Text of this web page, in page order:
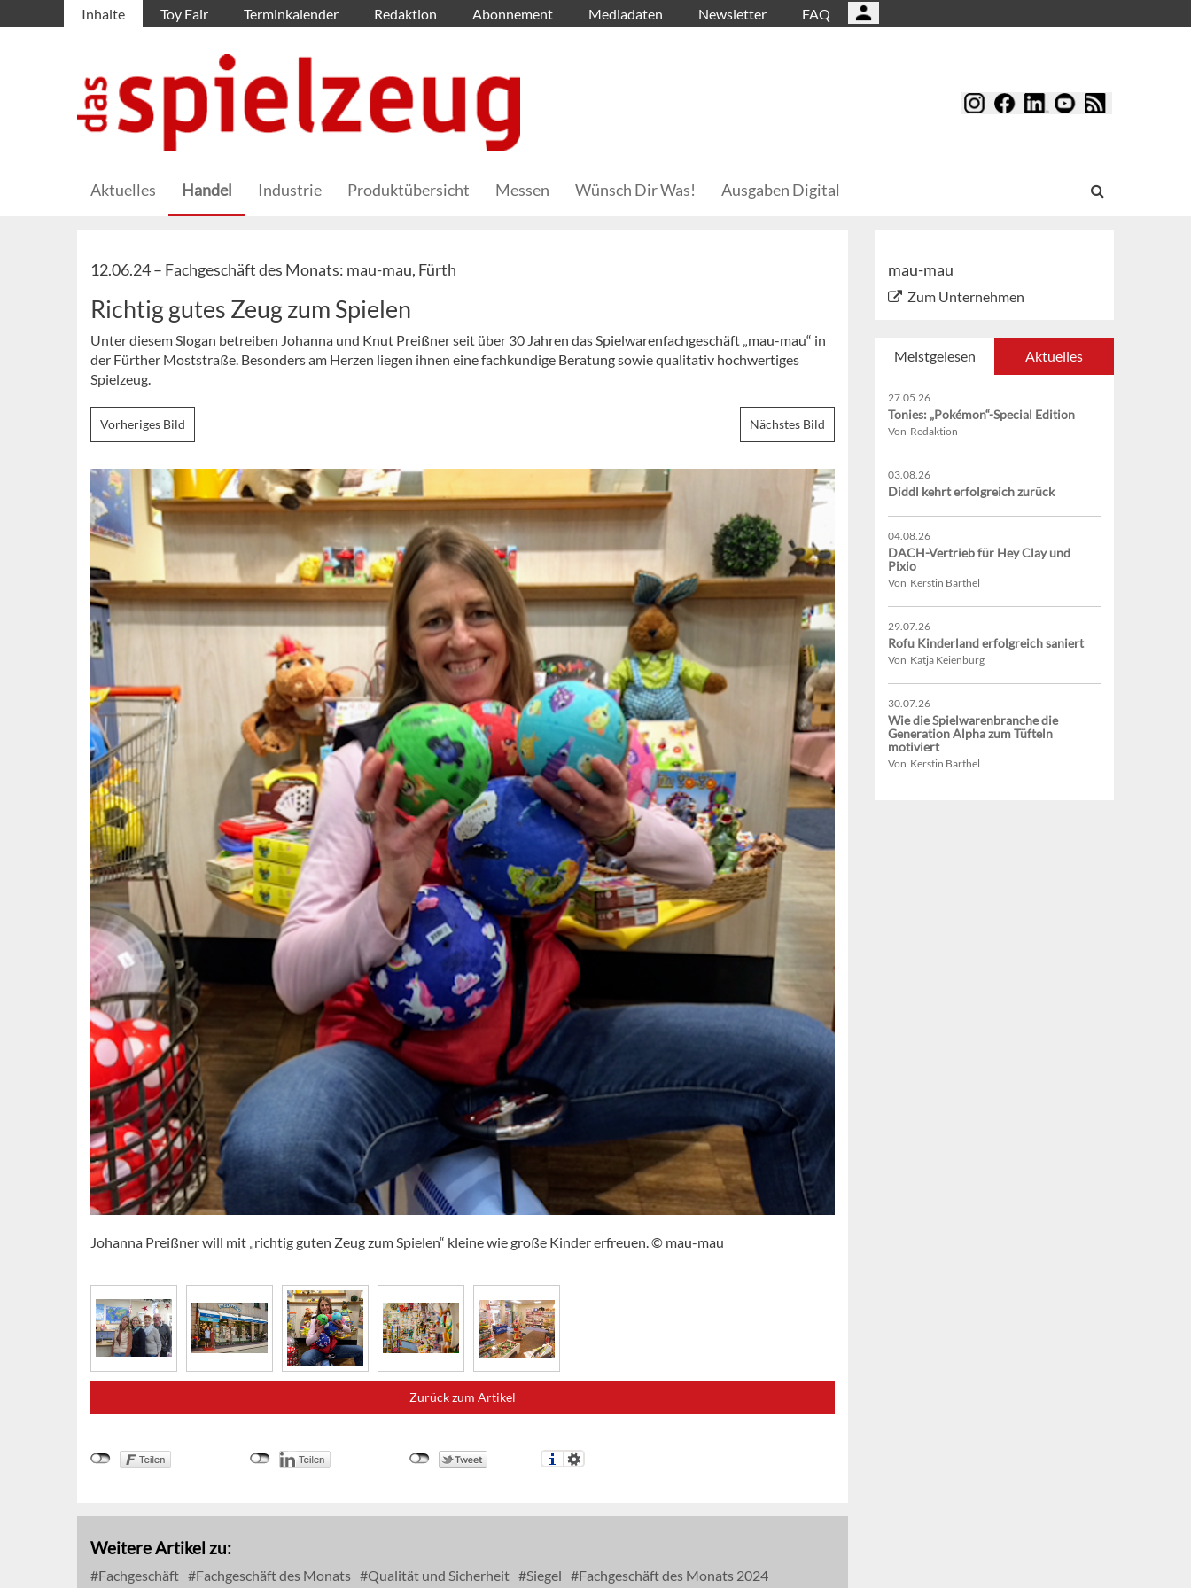
Inhalte Toy Fair Terminkalender Redaktion Abonnement Mediadaten Newsletter FAQ
Aktuelles Handel Industrie Produktübersicht Messen Wünsch Dir Was! Ausgaben Digital
12.06.24 – Fachgeschäft des Monats: mau-mau, Fürth
Richtig gutes Zeug zum Spielen
Unter diesem Slogan betreiben Johanna und Knut Preißner seit über 30 Jahren das Spielwarenfachgeschäft „mau-mau“ in
der Fürther Moststraße. Besonders am Herzen liegen ihnen eine fachkundige Beratung sowie qualitativ hochwertiges
Spielzeug.
Vorheriges Bild Nächstes Bild
Johanna Preißner will mit „richtig guten Zeug zum Spielen“ kleine wie große Kinder erfreuen. © mau-mau
Zurück zum Artikel
Weitere Artikel zu:
Fachgeschäft Fachgeschäft des Monats Qualität und Sicherheit Siegel Fachgeschäft des Monats 2024
mau-mau
Zum Unternehmen
Meistgelesen Aktuelles
27.05.26
Tonies: „Pokémon“-Special Edition
Von Redaktion
03.08.26
Diddl kehrt erfolgreich zurück
04.08.26
DACH-Vertrieb für Hey Clay und
Pixio
Von Kerstin Barthel
29.07.26
Rofu Kinderland erfolgreich saniert
Von Katja Keienburg
30.07.26
Wie die Spielwarenbranche die
Generation Alpha zum Tüfteln
motiviert
Von Kerstin Barthel